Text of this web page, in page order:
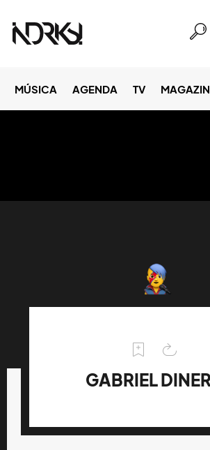
MÚSICA AGENDA TV
GABRIEL